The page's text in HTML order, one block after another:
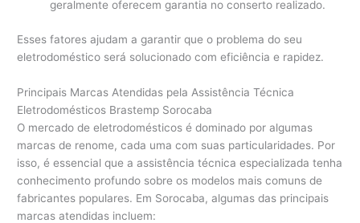
geralmente oferecem garantia no conserto realizado.
Esses fatores ajudam a garantir que o problema do seu
eletrodoméstico será solucionado com eficiência e rapidez.
Principais Marcas Atendidas pela Assistência Técnica
Eletrodomésticos Brastemp Sorocaba
O mercado de eletrodomésticos é dominado por algumas
marcas de renome, cada uma com suas particularidades. Por
isso, é essencial que a assistência técnica especializada tenha
conhecimento profundo sobre os modelos mais comuns de
fabricantes populares. Em Sorocaba, algumas das principais
marcas atendidas incluem: